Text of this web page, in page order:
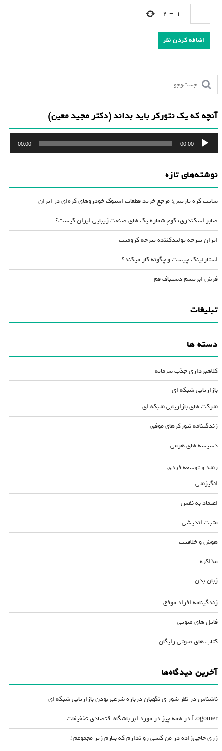
−
1
=
2
آنچه که یک نتورکر باید بداند (دکتر مجید معین)
پخش‌کننده
صوت
00:00
00:00
نوشته‌های تازه
سایت کره پارتس؛ مرجع خرید قطعات استوک خودروهای کره‌ای در ایران
صابر اسکندری، کوچ شماره یک های صنعت زیبایی ایران کیست؟
ایران تیرچه تولیدکننده تیرچه کرومیت
استارلینک چیست و چگونه کار میکند؟
فرش ابریشم دستباف قم
تبلیغات
دسته ها
کلاهبرداری جذب سرمایه
بازاریابی شبکه ای
شرکت های بازاریابی شبکه ای
زندگینامه نتورکرهای موفق
دسیسه های هرمی
رشد و توسعه فردی
انگیزشی
اعتماد به نفس
مثبت اندیشی
هوش و خلاقیت
مذاکره
زبان بدن
زندگینامه افراد موفق
فایل های صوتی
کتاب های صوتی رایگان
آخرین دیدگاه‌ها
ناشناسدرنظر شورای نگهبان درباره شرعی بودن بازاریابی شبکه ای
Logomerدرهمه چیز در مورد ابر باشگاه اقتصادی تخفیفات
زری حاجی‌زادهدرمن کسی رو ندارم که بیارم زیر مجموعم !